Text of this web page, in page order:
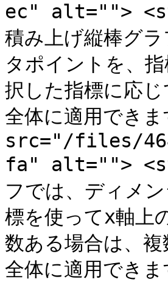
ec" alt="">
積み上げ縦棒グ
タポイントを、
択した指標に応
全体に適用で
src="/files/
fa" alt="">
フでは、ディメ
標を使ってx軸上
数ある場合は、
全体に適用で